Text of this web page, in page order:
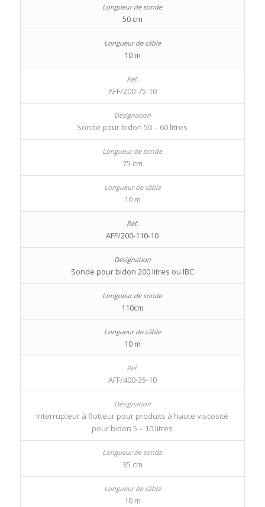
50 cm
10 m
AFF/200-75-10
Sonde pour bidon 50 – 60 litres
75 cm
10 m
AFF/200-110-10
Sonde pour bidon 200 litres ou IBC
110cm
10 m
AFF/400-35-10
Interrupteur à flotteur pour produits à haute viscosité
pour bidon 5 – 10 litres
35 cm
10 m